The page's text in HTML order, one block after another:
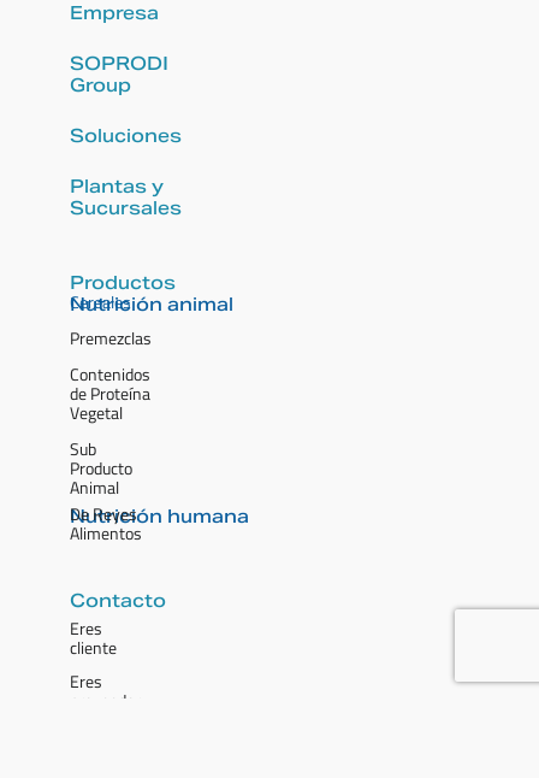
Empresa
SOPRODI
Group
Soluciones
Plantas y
Sucursales
Productos
Nutrición animal
Cereales
Premezclas
Contenidos
de Proteína
Vegetal
Sub
Producto
Animal
Nutrición humana
De Reyes
Alimentos
Contacto
Eres
cliente
Eres
proveedor